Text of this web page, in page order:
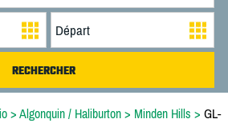
> Algonquin / Haliburton > Minden Hills > GL-